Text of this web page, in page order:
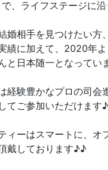
、ライフステージに
婚相手を見つけたい
績に加えて、2020年
と日本随一となってい
経験豊かなプロの司会
てご参加いただけます♪
ィーはスマートに、オ
戴しております♪♪